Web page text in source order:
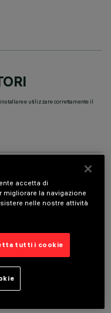
e utilizzare correttamente il
delle pareti. Il
zone d’ombra in
accetta di
la navigazione
nelle nostre attività
tutti i cookie